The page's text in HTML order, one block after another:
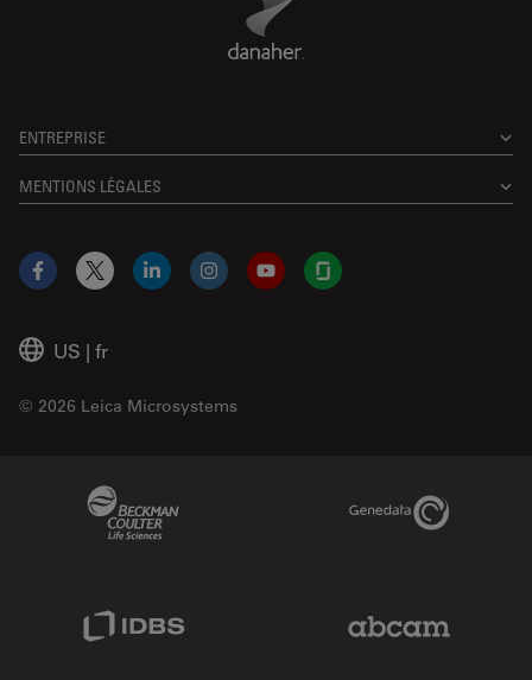
ENTREPRISE
MENTIONS LÉGALES
US | fr
© 2026 Leica Microsystems
Facebook
X LinkedInInstagramYouTubeGlassdoor
Genedata Link